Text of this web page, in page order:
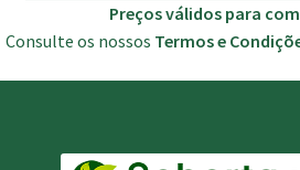
Preços válidos para
Consulte os nossos Termos e